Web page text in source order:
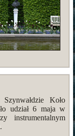
Koło
udział 6 maja w
instrumentalnym